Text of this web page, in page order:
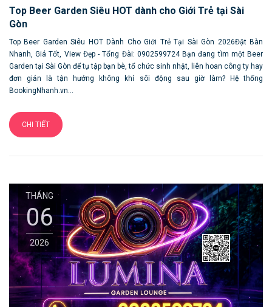
Top Beer Garden Siêu HOT dành cho Giới Trẻ tại Sài
Gòn
Top Beer Garden Siêu HOT Dành Cho Giới Trẻ Tại Sài Gòn 2026Đặt Bàn
Nhanh, Giá Tốt, View Đẹp - Tổng Đài: 0902599724 Bạn đang tìm một Beer
Garden tại Sài Gòn để tụ tập bạn bè, tổ chức sinh nhật, liên hoan công ty hay
đơn giản là tận hưởng không khí sôi động sau giờ làm? Hệ thống
BookingNhanh.vn...
CHI TIẾT
THÁNG
06
2026